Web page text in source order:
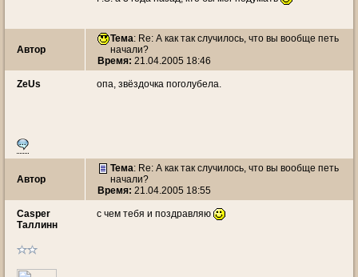
Автор
Тема: Re: А как так случилось, что вы вообще петь
начали?
Время: 21.04.2005 18:46
ZeUs опа, звёздочка поголубела.
Автор
Тема: Re: А как так случилось, что вы вообще петь
начали?
Время: 21.04.2005 18:55
Casper
Таллинн
с чем тебя и поздравляю